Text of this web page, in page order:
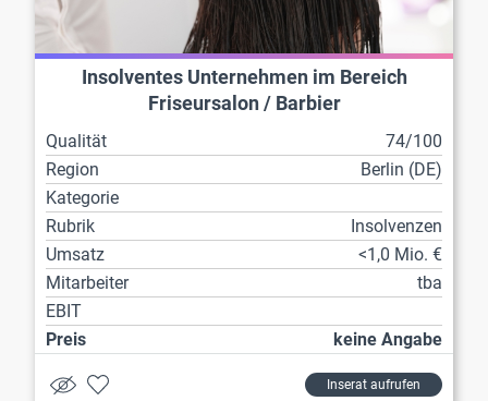
Insolventes Unternehmen im Bereich
Friseursalon / Barbier
Qualität
74/100
Region
Berlin (DE)
Kategorie
Rubrik
Insolvenzen
Umsatz
<1,0 Mio. €
Mitarbeiter
tba
EBIT
Preis
keine Angabe
Inserat aufrufen